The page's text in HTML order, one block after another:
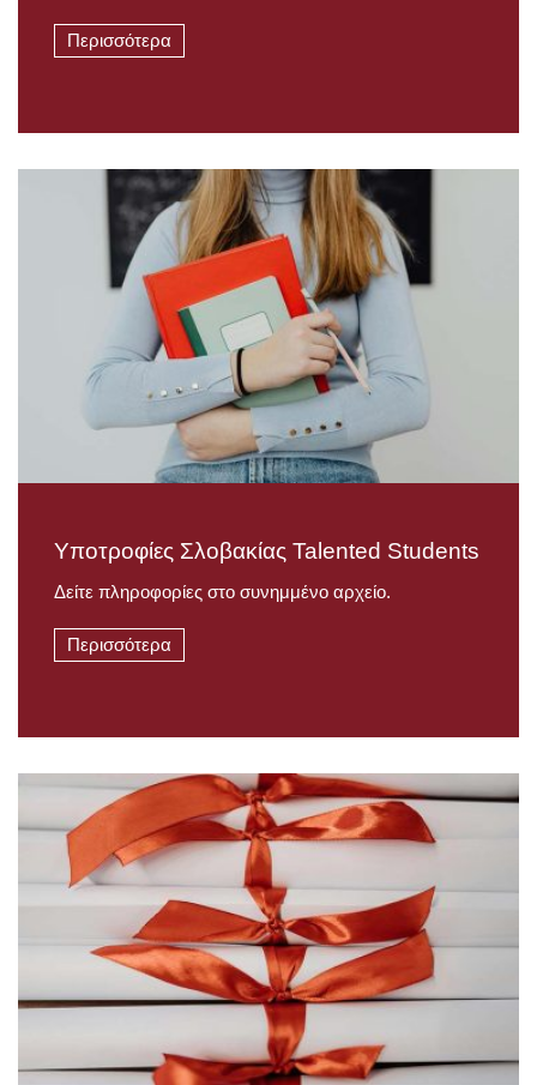
Περισσότερα
Υποτροφίες Σλοβακίας Talented Students
Δείτε πληροφορίες στο συνημμένο αρχείο.
Περισσότερα